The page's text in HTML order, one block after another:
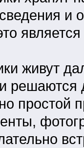
и
живут
решаются
простой